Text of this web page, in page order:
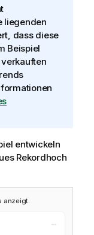
liegenden
dass diese
Beispiel
entwickeln
Rekordhoch
anzeigt.